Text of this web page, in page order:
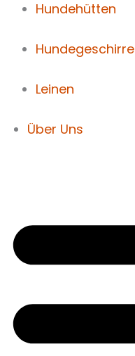
Hundehütten
Hundegeschirre
Leinen
Über Uns